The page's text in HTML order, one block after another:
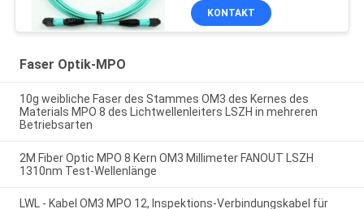
KONTAKT
Faser Optik-MPO
10g weibliche Faser des Stammes OM3 des Kernes des
Materials MPO 8 des Lichtwellenleiters LSZH in mehreren
Betriebsarten
2M Fiber Optic MPO 8 Kern OM3 Millimeter FANOUT LSZH
1310nm Test-Wellenlänge
LWL - Kabel OM3 MPO 12, Inspektions-Verbindungskabel für